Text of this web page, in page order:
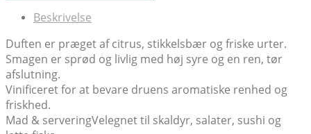
kr.169.00.
Beskrivelse
Duften er præget af citrus, stikkelsbær og friske urter.
Smagen er sprød og livlig med høj syre og en ren, tør
afslutning.
Vinificeret for at bevare druens aromatiske renhed og
friskhed.
Mad & serveringVelegnet til skaldyr, salater, sushi og